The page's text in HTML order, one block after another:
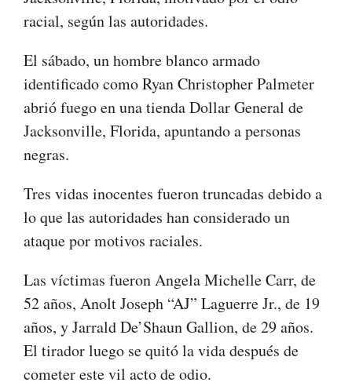
racial, según las autoridades.
El sábado, un hombre blanco armado
identificado como Ryan Christopher Palmeter
abrió fuego en una tienda Dollar General de
Jacksonville, Florida, apuntando a personas
negras.
Tres vidas inocentes fueron truncadas debido a
lo que las autoridades han considerado un
ataque por motivos raciales.
Las víctimas fueron Angela Michelle Carr, de
52 años, Anolt Joseph “AJ” Laguerre Jr., de 19
años, y Jarrald De’Shaun Gallion, de 29 años.
El tirador luego se quitó la vida después de
cometer este vil acto de odio.